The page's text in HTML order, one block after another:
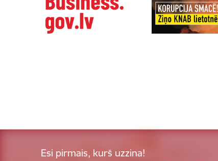
Esi pirmais, kurš uzzina!